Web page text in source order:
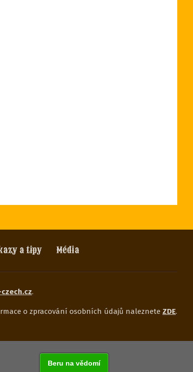
a tipy Média
.
o zpracování osobních údajů naleznete ZDE.
Beru na vědomí